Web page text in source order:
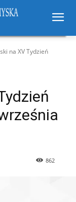
na XV Tydzień
862